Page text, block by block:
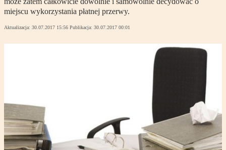
miejscu wykorzystania płatnej przerwy.
Aktualizacja: 30.07.2017 15:56 Publikacja: 30.07.2017 00:01